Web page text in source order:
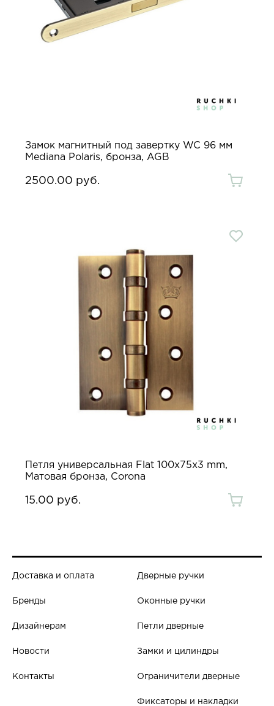
Замок магнитный под завертку WC 96 мм
Mediana Polaris, бронза, AGB
2500.00 руб.
Петля универсальная Flat 100х75х3 mm,
Матовая бронза, Corona
15.00 руб.
Доставка и оплата
Бренды
Дизайнерам
Новости
Контакты
Дверные ручки
Оконные ручки
Петли дверные
Замки и цилиндры
Ограничители дверные
Фиксаторы и накладки